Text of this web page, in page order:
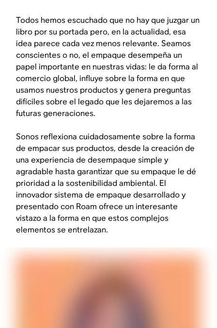
Todos hemos escuchado que no hay que juzgar un
libro por su portada pero, en la actualidad, esa
idea parece cada vez menos relevante. Seamos
conscientes o no, el empaque desempeña un
papel importante en nuestras vidas: le da forma al
comercio global, influye sobre la forma en que
usamos nuestros productos y genera preguntas
difíciles sobre el legado que les dejaremos a las
futuras generaciones.
Sonos reflexiona cuidadosamente sobre la forma
de empacar sus productos, desde la creación de
una experiencia de desempaque simple y
agradable hasta garantizar que su empaque le dé
prioridad a la sostenibilidad ambiental. El
innovador sistema de empaque desarrollado y
presentado con Roam ofrece un interesante
vistazo a la forma en que estos complejos
elementos se entrelazan.